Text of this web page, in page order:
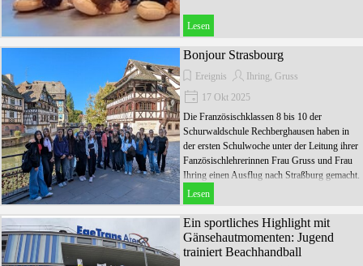
Lesen
Bonjour Strasbourg
Ereignis
Ihring, Gruss
17 Okt 2025
Die Französischklassen 8 bis 10 der
Schurwaldschule Rechberghausen haben in
der ersten Schulwoche unter der Leitung ihrer
Fanzösischlehrerinnen Frau Gruss und Frau
Ihring einen Ausflug nach Straßburg gemacht.
Lesen
Ein sportliches Highlight mit
Gänsehautmomenten: Jugend
trainiert Beachhandball